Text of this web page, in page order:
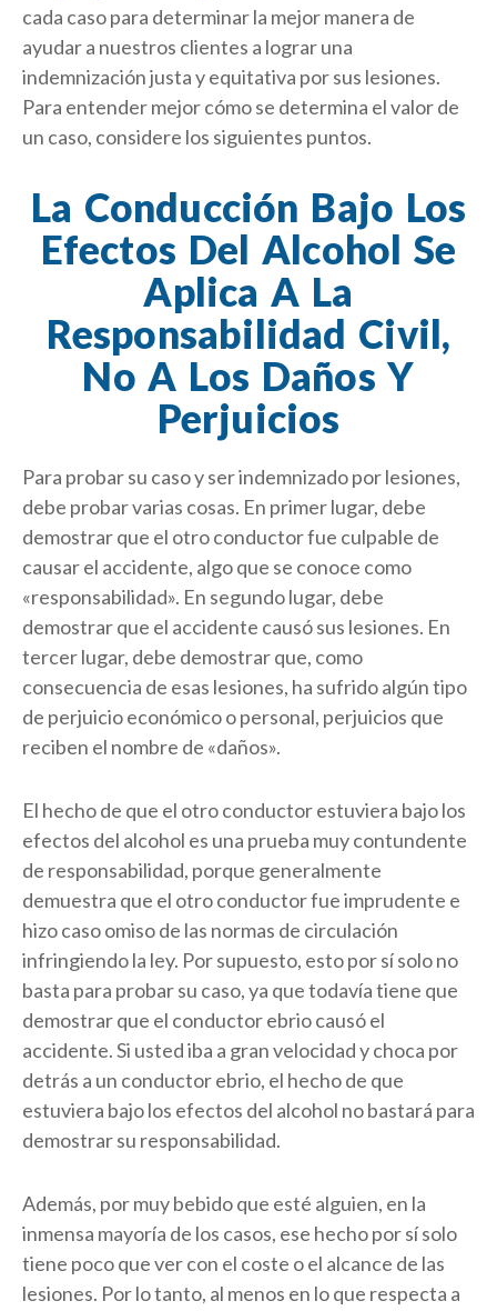
cada caso para determinar la mejor manera de
ayudar a nuestros clientes a lograr una
indemnización justa y equitativa por sus lesiones.
Para entender mejor cómo se determina el valor de
un caso, considere los siguientes puntos.
La Conducción Bajo Los
Efectos Del Alcohol Se
Aplica A La
Responsabilidad Civil,
No A Los Daños Y
Perjuicios
Para probar su caso y ser indemnizado por lesiones,
debe probar varias cosas. En primer lugar, debe
demostrar que el otro conductor fue culpable de
causar el accidente, algo que se conoce como
«responsabilidad». En segundo lugar, debe
demostrar que el accidente causó sus lesiones. En
tercer lugar, debe demostrar que, como
consecuencia de esas lesiones, ha sufrido algún tipo
de perjuicio económico o personal, perjuicios que
reciben el nombre de «daños».
El hecho de que el otro conductor estuviera bajo los
efectos del alcohol es una prueba muy contundente
de responsabilidad, porque generalmente
demuestra que el otro conductor fue imprudente e
hizo caso omiso de las normas de circulación
infringiendo la ley. Por supuesto, esto por sí solo no
basta para probar su caso, ya que todavía tiene que
demostrar que el conductor ebrio causó el
accidente. Si usted iba a gran velocidad y choca por
detrás a un conductor ebrio, el hecho de que
estuviera bajo los efectos del alcohol no bastará para
demostrar su responsabilidad.
Además, por muy bebido que esté alguien, en la
inmensa mayoría de los casos, ese hecho por sí solo
tiene poco que ver con el coste o el alcance de las
lesiones. Por lo tanto, al menos en lo que respecta a